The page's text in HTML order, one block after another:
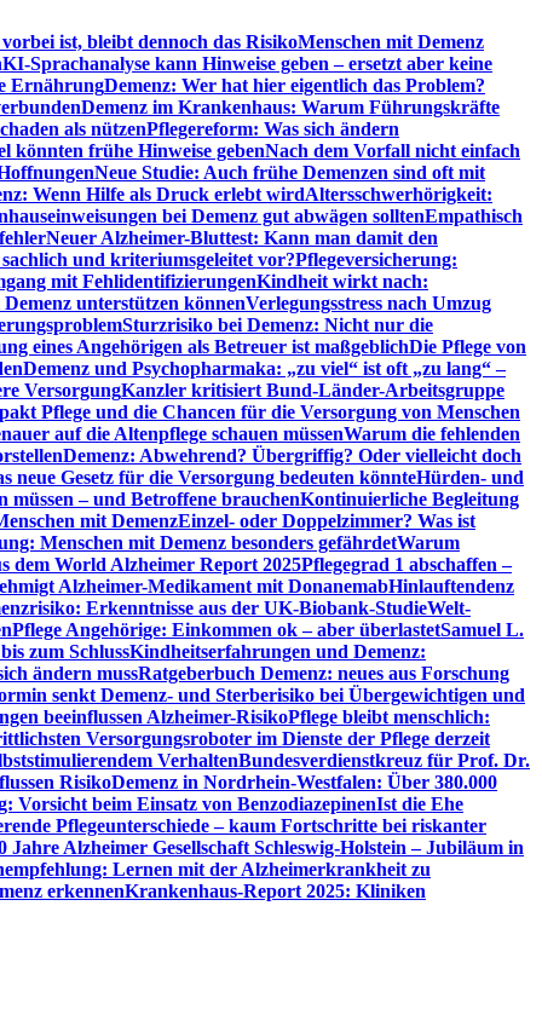
ist, bleibt dennoch das RisikoMenschen mit Demenz
KI-Sprachanalyse kann Hinweise geben – ersetzt aber keine
ErnährungDemenz: Wer hat hier eigentlich das Problem?
Demenz im Krankenhaus: Warum Führungskräfte
als nützenPflegereform: Was sich ändern
könnten frühe Hinweise gebenNach dem Vorfall nicht einfach
Neue Studie: Auch frühe Demenzen sind oft mit
Wenn Hilfe als Druck erlebt wirdAltersschwerhörigkeit:
bei Demenz gut abwägen solltenEmpathisch
Neuer Alzheimer-Bluttest: Kann man damit den
und kriteriumsgeleitet vor?Pflegeversicherung:
mit FehlidentifizierungenKindheit wirkt nach:
unterstützen könnenVerlegungsstress nach Umzug
Sturzrisiko bei Demenz: Nicht nur die
eines Angehörigen als Betreuer ist maßgeblichDie Pflege von
Demenz und Psychopharmaka: „zu viel“ ist oft „zu lang“ –
VersorgungKanzler kritisiert Bund-Länder-Arbeitsgruppe
Pflege und die Chancen für die Versorgung von Menschen
auf die Altenpflege schauen müssenWarum die fehlenden
Demenz: Abwehrend? Übergriffig? Oder vielleicht doch
neue Gesetz für die Versorgung bedeuten könnteHürden- und
– und Betroffene brauchenKontinuierliche Begleitung
mit DemenzEinzel- oder Doppelzimmer? Was ist
Menschen mit Demenz besonders gefährdetWarum
dem World Alzheimer Report 2025Pflegegrad 1 abschaffen –
Alzheimer-Medikament mit DonanemabHinlauftendenz
Erkenntnisse aus der UK-Biobank-StudieWelt-
Pflege Angehörige: Einkommen ok – aber überlastetSamuel L.
zum SchlussKindheitserfahrungen und Demenz:
ändern mussRatgeberbuch Demenz: neues aus Forschung
senkt Demenz- und Sterberisiko bei Übergewichtigen und
beeinflussen Alzheimer-RisikoPflege bleibt menschlich:
Versorgungsroboter im Dienste der Pflege derzeit
VerhaltenBundesverdienstkreuz für Prof. Dr.
RisikoDemenz in Nordrhein-Westfalen: Über 380.000
Vorsicht beim Einsatz von BenzodiazepinenIst die Ehe
Pflegeunterschiede – kaum Fortschritte bei riskanter
Jahre Alzheimer Gesellschaft Schleswig-Holstein – Jubiläum in
Lernen mit der Alzheimerkrankheit zu
erkennenKrankenhaus-Report 2025: Kliniken